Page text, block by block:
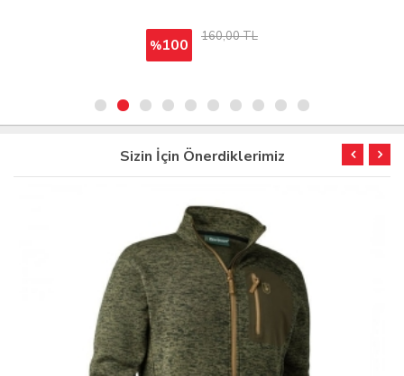
%100 160,00 TL
Sizin İçin Önerdiklerimiz